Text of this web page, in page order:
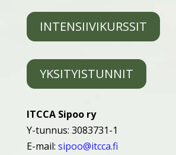
INTENSIIVIKURSSIT
YKSITYISTUNNIT
ITCCA Sipoo ry
Y-tunnus: 3083731-1
E-mail: sipoo@itcca.fi